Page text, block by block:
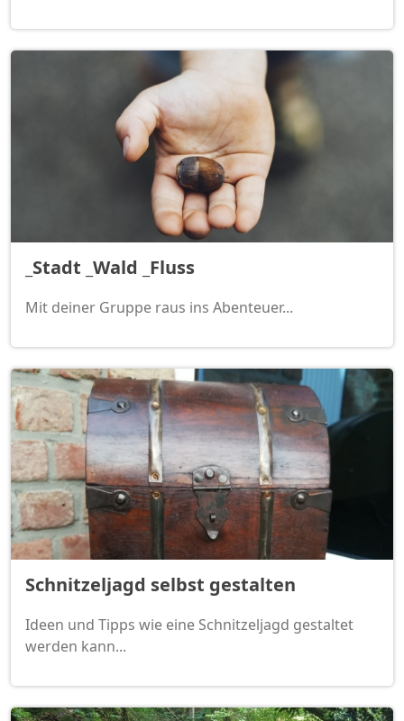
_Stadt _Wald _Fluss
Mit deiner Gruppe raus ins Abenteuer...
Schnitzeljagd selbst gestalten
Ideen und Tipps wie eine Schnitzeljagd gestaltet
werden kann...